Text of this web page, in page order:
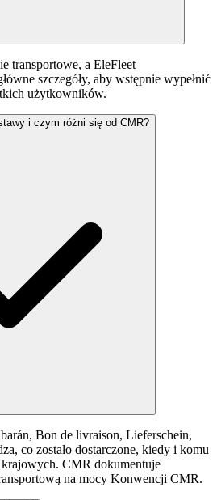
transportowe, a EleFleet
szczegóły, aby wstępnie wypełnić
użytkowników.
i czym różni się od CMR?
Bon de livraison, Lieferschein,
co zostało dostarczone, kiedy i komu
CMR dokumentuje
na mocy Konwencji CMR.